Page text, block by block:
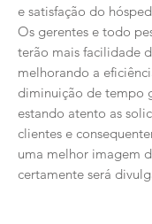
e satisfação do
Os gerentes e todo
terão mais facilidade
melhorando a
diminuição de tempo
estando atento as
clientes e
uma melhor imagem
certamente será